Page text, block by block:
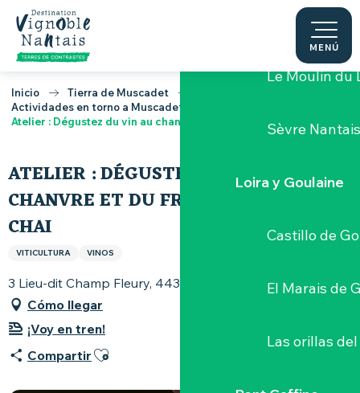
Aller
contenu
principal
MENÚ
Página web
Le Moulin du
Sèvre
Loira y Goulaine
Castillo de
El Marais de
Las orillas
Inicio
Tierra de Muscadet
Actividades en torno a Muscadet
Atelier : Dégustez du vin au chanvre et du fromage dans un chai
ATELIER : DÉGUSTEZ DU VIN AU
CHANVRE ET DU FROMAGE DANS UN
CHAI
VITICULTURA VINOS
3 Lieu-dit Champ Fleury, 44330 La Regrippière
Cómo llegar
¡Voy en tren!
Compartir Ajouter aux favoris